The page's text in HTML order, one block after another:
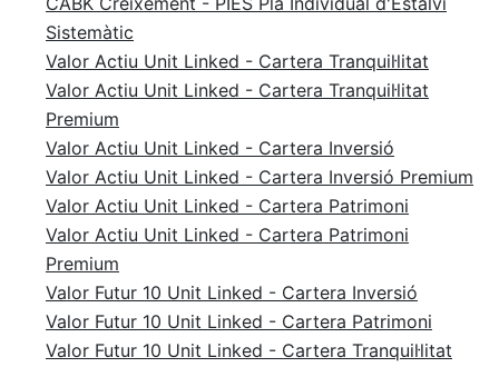
Sistemàtic
Valor Actiu Unit Linked - Cartera Tranquil·litat
Valor Actiu Unit Linked - Cartera Tranquil·litat
Premium
Valor Actiu Unit Linked - Cartera Inversió
Valor Actiu Unit Linked - Cartera Inversió Premium
Valor Actiu Unit Linked - Cartera Patrimoni
Valor Actiu Unit Linked - Cartera Patrimoni
Premium
Valor Futur 10 Unit Linked - Cartera Inversió
Valor Futur 10 Unit Linked - Cartera Patrimoni
Valor Futur 10 Unit Linked - Cartera Tranquil·litat